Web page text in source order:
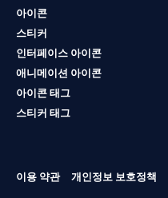
아이콘
스티커
인터페이스 아이콘
애니메이션 아이콘
아이콘 태그
스티커 태그
이용 약관 개인정보 보호정책